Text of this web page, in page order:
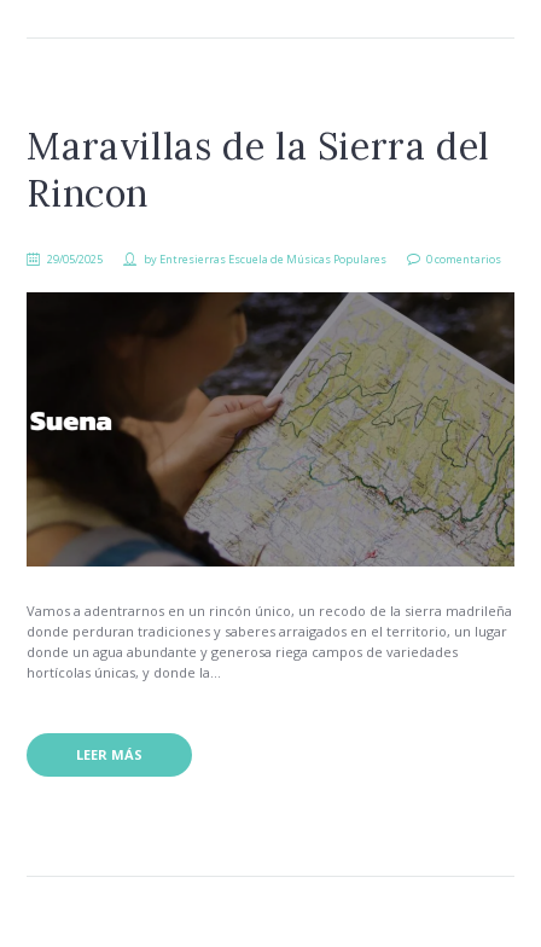
Maravillas de la Sierra del
Rincon
29/05/2025 by Entresierras Escuela de Músicas Populares 0 comentarios
Vamos a adentrarnos en un rincón único, un recodo de la sierra madrileña
donde perduran tradiciones y saberes arraigados en el territorio, un lugar
donde un agua abundante y generosa riega campos de variedades
hortícolas únicas, y donde la...
LEER MÁS